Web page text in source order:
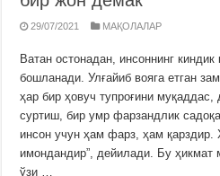
29/07/2021 МАҚОЛАЛАР
Ватан остонадан, инсоннинг киндик
бошланади. Улғайиб вояга етган
ҳар бир ҳовуч тупроғини муқаддас,
суртиш, бир умр фарзандлик
инсон учун ҳам фарз, ҳам қарздир.
имондандир”, дейилади. Бу ҳикмат
ўзи …